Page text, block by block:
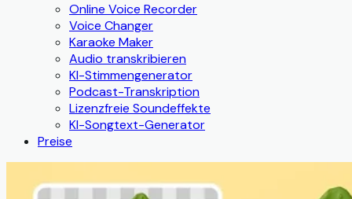
Online Voice Recorder
Voice Changer
Karaoke Maker
Audio transkribieren
KI-Stimmengenerator
Podcast-Transkription
Lizenzfreie Soundeffekte
KI-Songtext-Generator
Preise